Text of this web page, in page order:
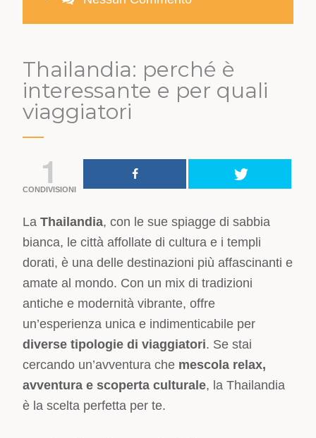
Thailandia: perché è
interessante e per quali
viaggiatori
1
CONDIVISIONI
LaThailandia, con le sue spiagge di sabbia
bianca, le città affollate di cultura e i templi
dorati, è una delle destinazioni più affascinanti e
amate al mondo. Con un mix di tradizioni
antiche e modernità vibrante, offre
un’esperienza unica e indimenticabile per
diverse tipologie di viaggiatori. Se stai
cercando un’avventura che mescola relax,
avventura e scoperta culturale, la Thailandia
è la scelta perfetta per te.